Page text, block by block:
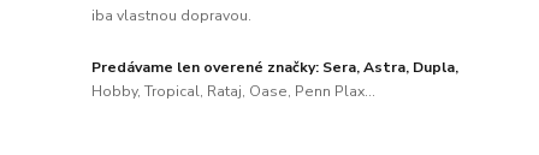
iba vlastnou dopravou.
Predávame len overené značky: Sera, Astra, Dupla,
Hobby, Tropical, Rataj, Oase, Penn Plax...